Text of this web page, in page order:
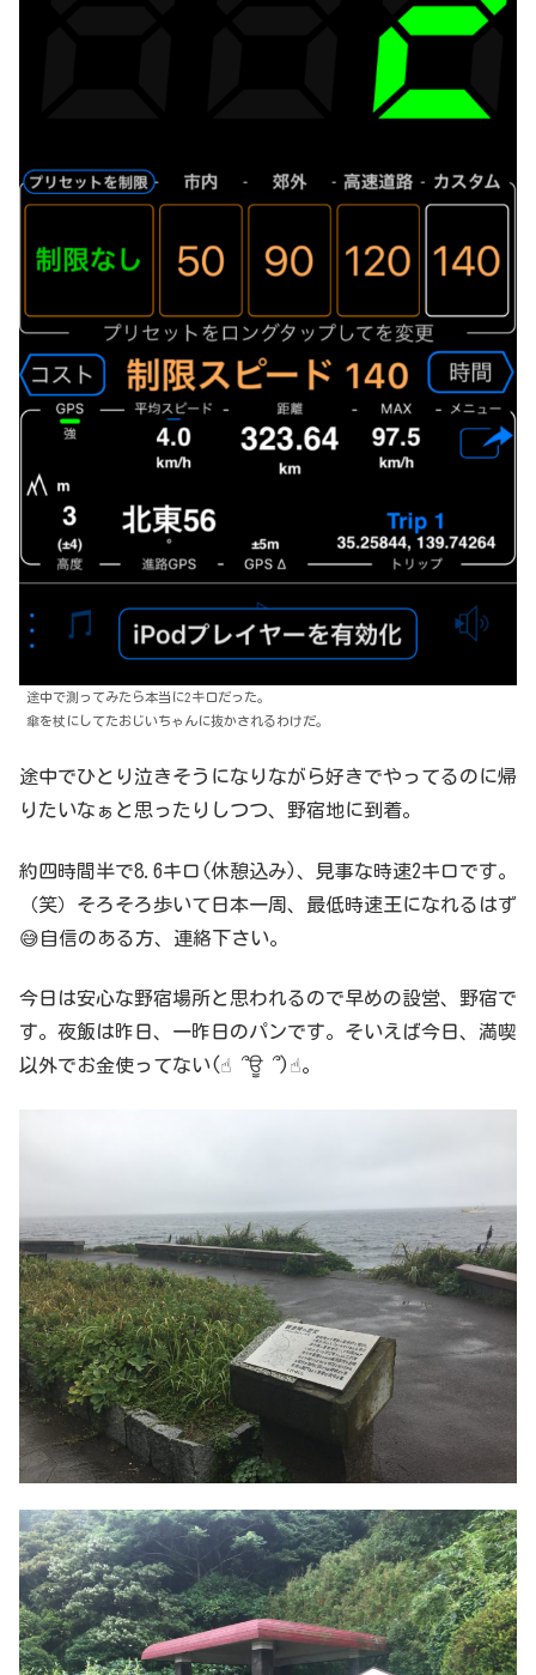
途中で測ってみたら本当に2キロだった。
傘を杖にしてたおじいちゃんに抜かされるわけだ。
途中でひとり泣きそうになりながら好きでやってるのに帰
りたいなぁと思ったりしつつ、野宿地に到着。
約四時間半で8.6キロ(休憩込み)、見事な時速2キロです。
（笑）そろそろ歩いて日本一周、最低時速王になれるはず
😅自信のある方、連絡下さい。
今日は安心な野宿場所と思われるので早めの設営、野宿で
す。夜飯は昨日、一昨日のパンです。そいえば今日、満喫
以外でお金使ってない(☝︎ ՞ਊ ՞)☝︎。